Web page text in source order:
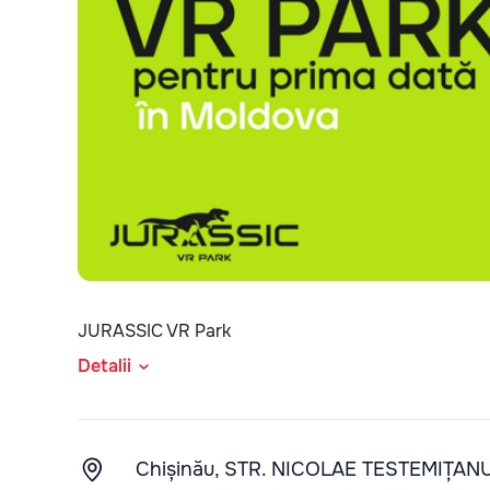
JURASSIC VR Park
Detalii
Chișinău, STR. NICOLAE